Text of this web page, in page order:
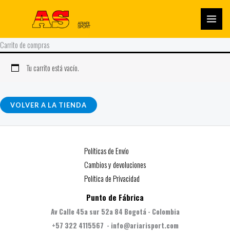
Carrito de compras
Tu carrito está vacío.
VOLVER A LA TIENDA
Políticas de Envío
Cambios y devoluciones
Política de Privacidad
Punto de Fábrica
Av Calle 45a sur 52a 84 Bogotá - Colombia
+57 322 4115567 - info@ariarisport.com